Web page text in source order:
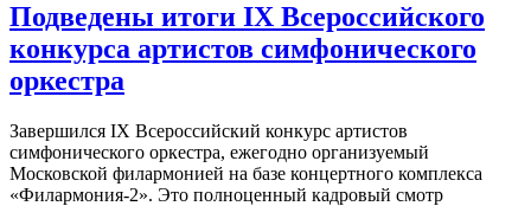
Подведены итоги IX Всероссийского
конкурса артистов симфонического
оркестра
Завершился IX Всероссийский конкурс артистов
симфонического оркестра, ежегодно организуемый
Московской филармонией на базе концертного комплекса
«Филармония-2». Это полноценный кадровый смотр